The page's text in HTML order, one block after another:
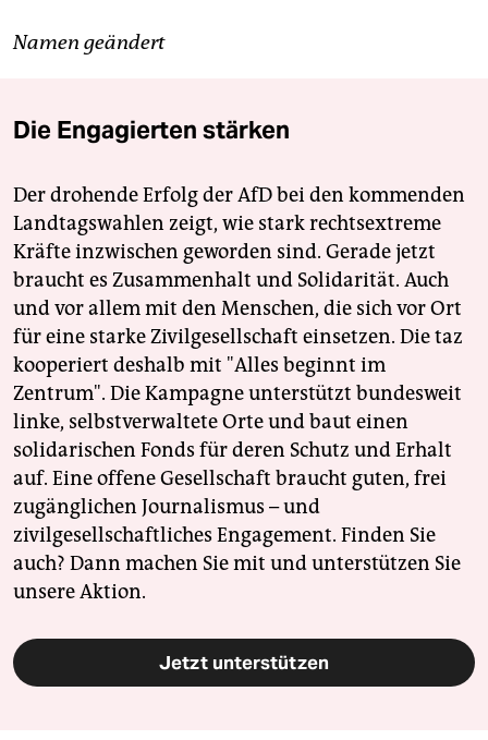
Namen geändert
Die Engagierten stärken
Der drohende Erfolg der AfD bei den kommenden
Landtagswahlen zeigt, wie stark rechtsextreme
Kräfte inzwischen geworden sind. Gerade jetzt
braucht es Zusammenhalt und Solidarität. Auch
und vor allem mit den Menschen, die sich vor Ort
für eine starke Zivilgesellschaft einsetzen. Die taz
kooperiert deshalb mit "Alles beginnt im
Zentrum". Die Kampagne unterstützt bundesweit
linke, selbstverwaltete Orte und baut einen
solidarischen Fonds für deren Schutz und Erhalt
auf. Eine offene Gesellschaft braucht guten, frei
zugänglichen Journalismus – und
zivilgesellschaftliches Engagement. Finden Sie
auch? Dann machen Sie mit und unterstützen Sie
unsere Aktion.
Jetzt unterstützen